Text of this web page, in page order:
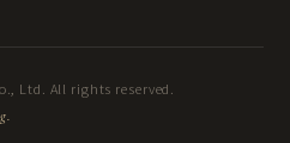
Ltd. All rights reserved.